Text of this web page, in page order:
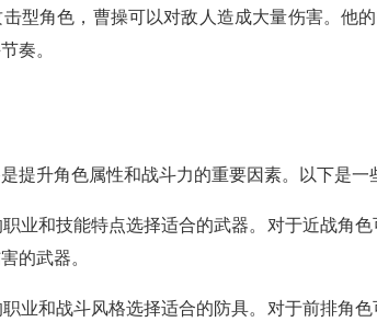
型角色，曹操可以对敌人造成大量伤害。他
奏。
提升角色属性和战斗力的重要因素。以下是一
业和技能特点选择适合的武器。对于近战角
的武器。
业和战斗风格选择适合的防具。对于前排角